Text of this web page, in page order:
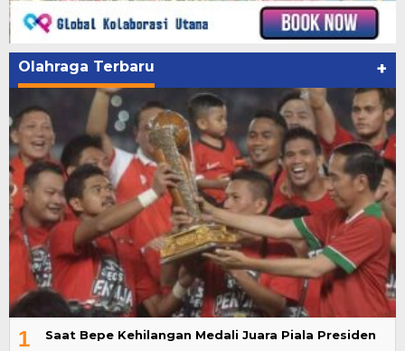
Olahraga Terbaru +
1 Saat Bepe Kehilangan Medali Juara Piala Presiden